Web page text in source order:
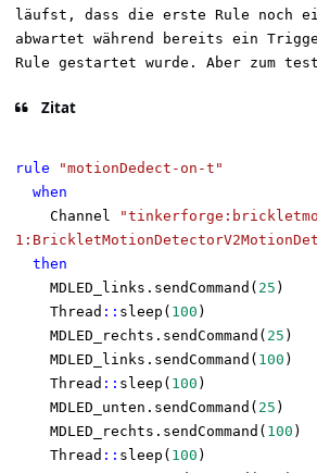
läufst, dass die erste Rule noch
a bwartet während bereits ein
Rule gestartet wurde. Aber zum
Zitat
rule
"motionDedect-on-t"
when
Channel
then
MDLED_links.sendCommand( 25 )
Thread :: sleep( 100 )
MDLED_rechts.sendCommand( 25 )
MDLED_links.sendCommand( 100 )
Thread :: sleep( 100 )
MDLED_unten.sendCommand( 25 )
MDLED_rechts.sendCommand( 100 )
Thread :: sleep( 100 )